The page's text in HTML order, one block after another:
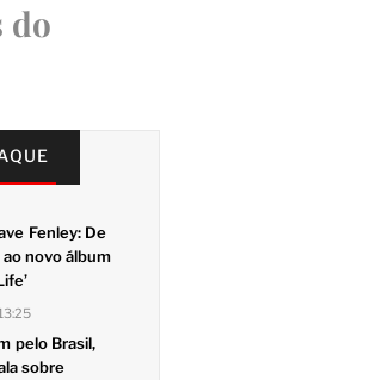
do
Fenley: De
novo álbum
pelo Brasil,
sobre